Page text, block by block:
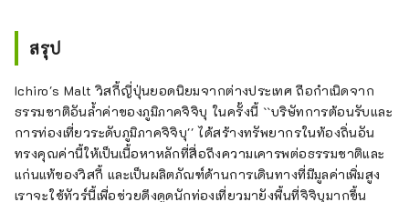
สรุป
Ichiro's Malt วิสกี้ญี่ปุ่นยอดนิยมจากต่างประเทศ ถือกำเนิดจาก
ธรรมชาติอันล้ำค่าของภูมิภาคจิจิบุ ในครั้งนี้ ``บริษัทการต้อนรับและ
การท่องเที่ยวระดับภูมิภาคจิจิบุ'' ได้สร้างทรัพยากรในท้องถิ่นอัน
ทรงคุณค่านี้ให้เป็นเนื้อหาหลักที่สื่อถึงความเคารพต่อธรรมชาติและ
แก่นแท้ของวิสกี้ และเป็นผลิตภัณฑ์ด้านการเดินทางที่มีมูลค่าเพิ่มสูง
เราจะใช้ทัวร์นี้เพื่อช่วยดึงดูดนักท่องเที่ยวมายังพื้นที่จิจิบุมากขึ้น